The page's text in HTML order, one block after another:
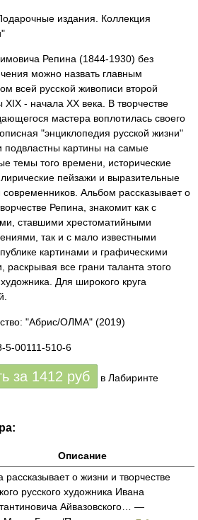
издания. Коллекция
Репина (1844-1930) без
можно назвать главным
всей русской живописи второй
XIX - начала XX века. В творчестве
мастера воплотилась своего
"энциклопедия русской жизни"
подвластны картины на самые
темы того времени, исторические
пейзажи и выразительные
современников. Альбом рассказывает о
Репина, знакомит как с
ставшими хрестоматийными
так и с мало известными
картинами и графическими
раскрывая все грани таланта этого
Для широкого круга
"Абрис/ОЛМА" (2019)
5-00111-510-6
за 1412 руб в Лабиринте
Описание
рассказывает о жизни и творчестве
русского художника Ивана
Айвазовского… —